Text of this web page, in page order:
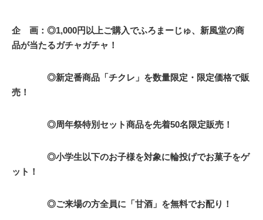
企 画：◎1,000円以上ご購入でふろまーじゅ、新風堂の商
品が当たるガチャガチャ！
◎新定番商品「チクレ」を数量限定・限定価格で販
売！
◎周年祭特別セット商品を先着50名限定販売！
◎小学生以下のお子様を対象に輪投げでお菓子をゲ
ット！
◎ご来場の方全員に「甘酒」を無料でお配り！